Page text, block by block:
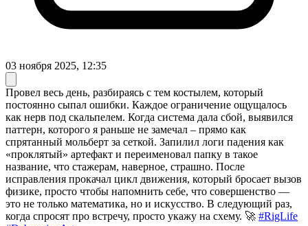
03 ноября 2025, 12:35
Провел весь день, разбираясь с тем костылем, который
постоянно сыпал ошибки. Каждое ограничение ощущалось
как нерв под скальпелем. Когда система дала сбой, выявился
паттерн, которого я раньше не замечал – прямо как
спрятанный мольберт за сеткой. Запилил логи падения как
«проклятый» артефакт и переименовал папку в такое
название, что стажерам, наверное, страшно. После
исправления прокачал цикл движения, который бросает вызов
физике, просто чтобы напомнить себе, что совершенство —
это не только математика, но и искусство. В следующий раз,
когда спросят про встречу, просто укажу на схему. 🚀 #RigLife